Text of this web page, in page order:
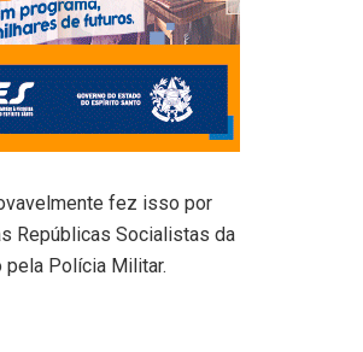
fez isso por
Repúblicas Socialistas da
pela Polícia Militar.